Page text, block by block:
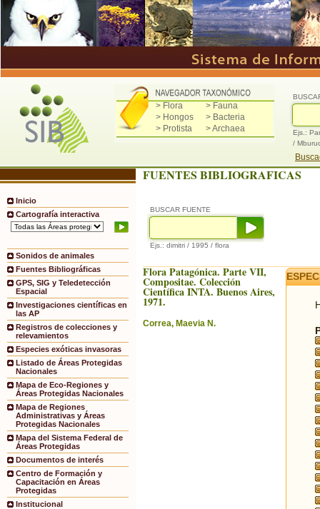
> Flora
> Fauna
> Hongos
> Bacteria
> Protista
> Archaea
Ejs.:
/
Inicio
Cartografía interactiva
Sonidos de animales
Fuentes Bibliográficas
GPS, SIG y Teledetección
Espacial
Investigaciones científicas en
las AP
Registros de colecciones y
relevamientos
Especies exóticas invasoras
Listado de Áreas Protegidas
Nacionales
Mapa de Eco-Regiones y
Áreas Protegidas Nacionales
Mapa de Regiones
Administrativas y Áreas
Protegidas Nacionales
Mapa del Sistema Federal de
Áreas Protegidas
Documentos de interés
Centro de Formación y
Capacitación en Áreas
Protegidas
Institucional
FUENTES BIBLIOGRAFICAS
BUSCAR FUENTE
Ejs.: dimitri / 1995 / flora
Flora Patagónica. Parte VII,
Compositae. Colección
Científica INTA. Buenos Aires,
1971.
Correa, Maevia N.